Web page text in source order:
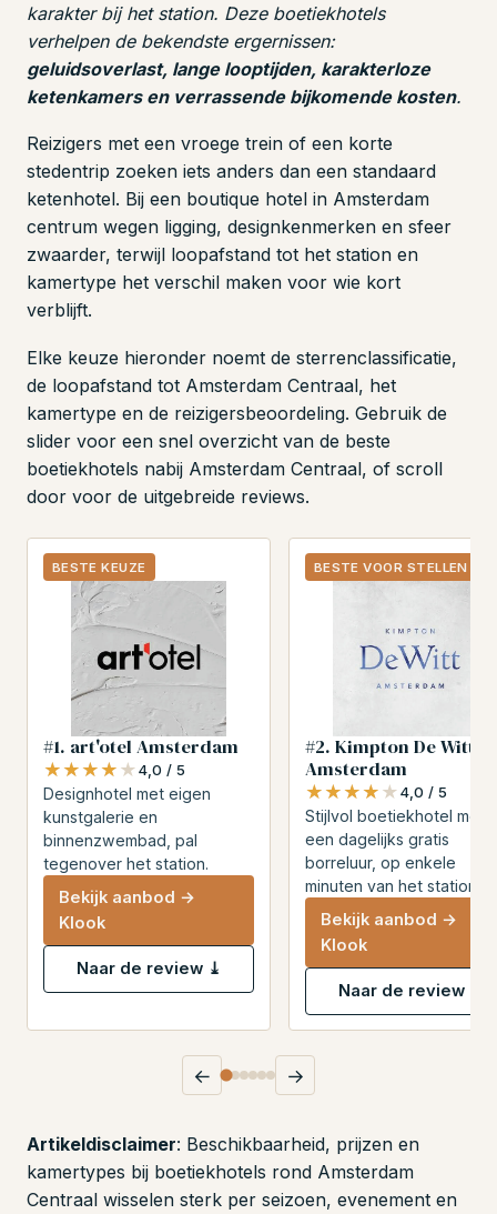
karakter bij het station. Deze boetiekhotels
verhelpen de bekendste ergernissen:
geluidsoverlast, lange looptijden, karakterloze
ketenkamers en verrassende bijkomende kosten.
Reizigers met een vroege trein of een korte
stedentrip zoeken iets anders dan een standaard
ketenhotel. Bij een boutique hotel in Amsterdam
centrum wegen ligging, designkenmerken en sfeer
zwaarder, terwijl loopafstand tot het station en
kamertype het verschil maken voor wie kort
verblijft.
Elke keuze hieronder noemt de sterrenclassificatie,
de loopafstand tot Amsterdam Centraal, het
kamertype en de reizigersbeoordeling. Gebruik de
slider voor een snel overzicht van de beste
boetiekhotels nabij Amsterdam Centraal, of scroll
door voor de uitgebreide reviews.
BESTE KEUZE
#1. art'otel Amsterdam
★★★★★
★★★★★4,0 / 5
Designhotel met eigen
kunstgalerie en
binnenzwembad, pal
tegenover het station.
Bekijk aanbod →
Klook
Naar de review ⤓
BESTE VOOR STELLEN
#2. Kimpton De Witt
Amsterdam
★★★★★
★★★★★4,0 / 5
Stijlvol boetiekhotel met
een dagelijks gratis
borreluur, op enkele
minuten van het station.
Bekijk aanbod →
Klook
Naar de review ⤓
← →
Artikeldisclaimer: Beschikbaarheid, prijzen en
kamertypes bij boetiekhotels rond Amsterdam
Centraal wisselen sterk per seizoen, evenement en